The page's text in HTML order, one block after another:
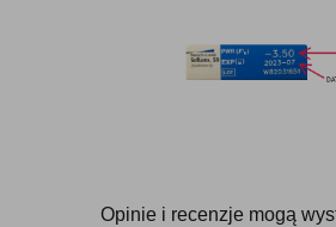
Opinie i recenzje mogą